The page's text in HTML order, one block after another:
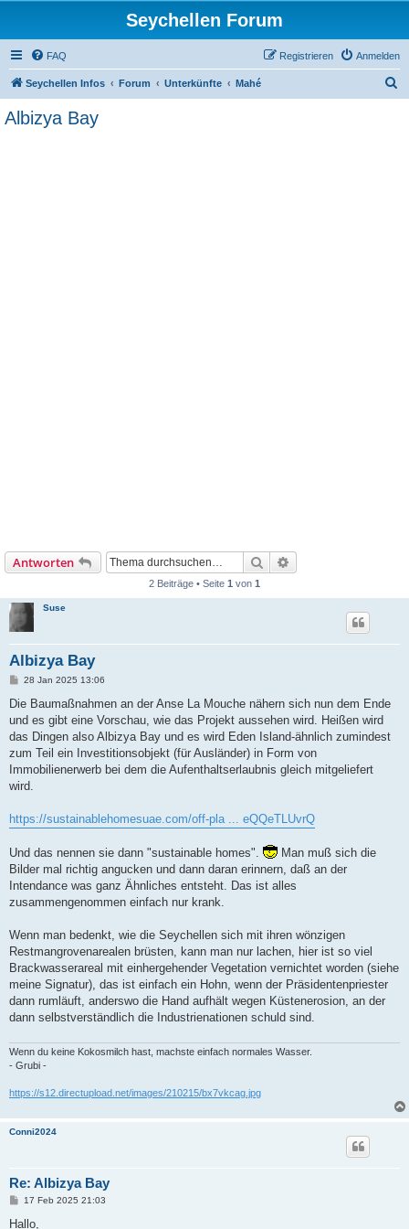
Seychellen Forum
FAQ Anmelden
Registrieren
Seychellen Infos Forum Unterkünfte Mahé
Albizya Bay
Antworten Suche
2 Beiträge • Seite 1 von 1
Suse
Albizya Bay
B
i
r
a
28 Jan 2025 13:06
Die Baumaßnahmen an der Anse La Mouche nähern sich nun dem Ende
und es gibt eine Vorschau, wie das Projekt aussehen wird. Heißen wird
das Dingen also Albizya Bay und es wird Eden Island-ähnlich zumindest
zum Teil ein Investitionsobjekt (für Ausländer) in Form von
Immobilienerwerb bei dem die Aufenthaltserlaubnis gleich mitgeliefert
wird.
https://sustainablehomesuae.com/off-pla ... eQQeTLUvrQ
Und das nennen sie dann "sustainable homes".
Man muß sich die
Bilder mal richtig angucken und dann daran erinnern, daß an der
Intendance was ganz Ähnliches entsteht. Das ist alles
zusammengenommen einfach nur krank.
Wenn man bedenkt, wie die Seychellen sich mit ihren wönzigen
Restmangrovenarealen brüsten, kann man nur lachen, hier ist so viel
Brackwasserareal mit einhergehender Vegetation vernichtet worden (siehe
meine Signatur), das ist einfach ein Hohn, wenn der Präsidentenpriester
dann rumläuft, anderswo die Hand aufhält wegen Küstenerosion, an der
dann selbstverständlich die Industrienationen schuld sind.
Wenn du keine Kokosmilch hast, machste einfach normales Wasser.
- Grubi -
https://s12.directupload.net/images/210215/bx7vkcag.jpg
Conni2024
Re: Albizya Bay
B
i
17 Feb 2025 21:03
Hallo,